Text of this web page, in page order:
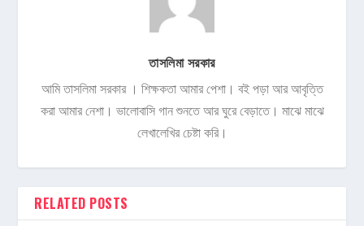
তাসলিমা সরকার
আমি তাসলিমা সরকার । শিক্ষকতা আমার পেশা। বই পড়া আর আবৃত্তি
করা আমার নেশা। ভালোবাসি গান শুনতে আর ঘুরে বেড়াতে। মাঝে মাঝে
লেখালেখির চেষ্টা করি।
RELATED POSTS